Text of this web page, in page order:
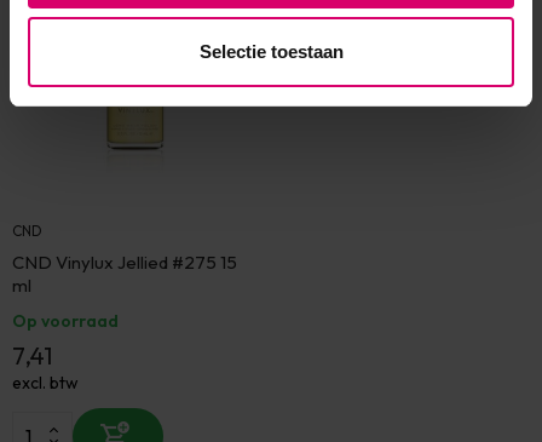
Selectie toestaan
CND
CND Vinylux Jellied #275 15
ml
Op voorraad
7,41
excl. btw